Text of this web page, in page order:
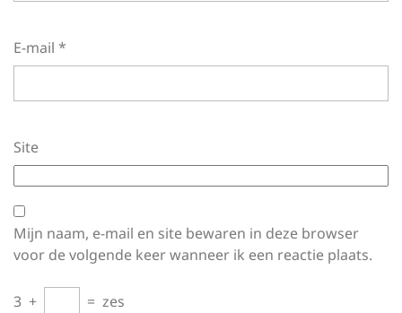
E-mail *
Site
Mijn naam, e-mail en site bewaren in deze browser
voor de volgende keer wanneer ik een reactie plaats.
3 + = zes